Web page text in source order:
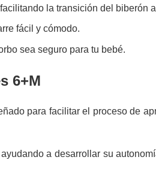
la transición del biberón
fácil y cómodo.
sea seguro para tu bebé.
6+M
para facilitar el proceso de
a desarrollar su